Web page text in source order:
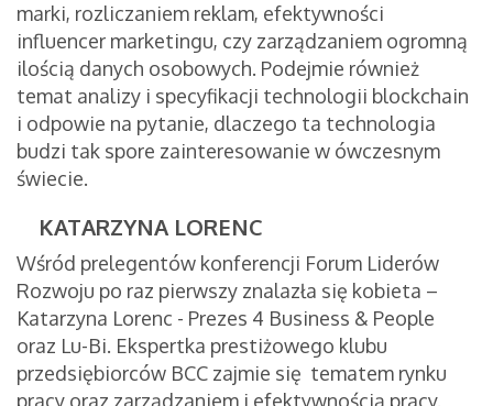
marki, rozliczaniem reklam, efektywności
influencer marketingu, czy zarządzaniem ogromną
ilością danych osobowych. Podejmie również
temat analizy i specyfikacji technologii blockchain
i odpowie na pytanie, dlaczego ta technologia
budzi tak spore zainteresowanie w ówczesnym
świecie.
KATARZYNA LORENC
Wśród prelegentów konferencji Forum Liderów
Rozwoju po raz pierwszy znalazła się kobieta –
Katarzyna Lorenc - Prezes 4 Business & People
oraz Lu-Bi. Ekspertka prestiżowego klubu
przedsiębiorców BCC zajmie się tematem rynku
pracy oraz zarządzaniem i efektywnością pracy.